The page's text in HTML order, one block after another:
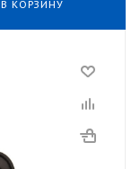
В КОРЗИНУ